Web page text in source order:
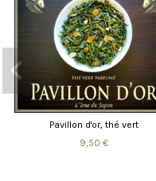
Pavillon d'or, thé vert
9,50 €